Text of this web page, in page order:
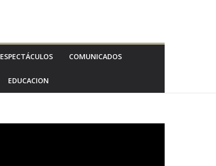
ESPECTÁCULOS COMUNICADOS
EDUCACION